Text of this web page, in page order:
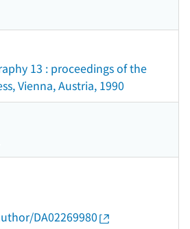
13 : proceedings of the
Vienna, Austria, 1990
DA02269980